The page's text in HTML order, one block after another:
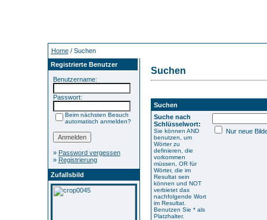
Home/ Suchen
Registrierte Benutzer
Benutzername:
Passwort:
Beim nächsten Besuch
automatisch anmelden?
» Password vergessen
» Registrierung
Zufallsbild
Suchen
Suchen
Suche nach
Schlüsselwort:
Sie können AND
benutzen, um
Wörter zu
definieren, die
vorkommen
müssen, OR für
Wörter, die im
Resultat sein
können und NOT
verbietet das
nachfolgende Wort
im Resultat.
Benutzen Sie * als
Platzhalter.
Nur neue